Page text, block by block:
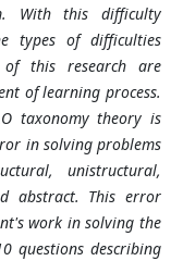
With this difficulty
types of difficulties
of this research are
of learning process.
taxonomy theory is
in solving problems
unistructural,
abstract. This error
work in solving the
questions describing